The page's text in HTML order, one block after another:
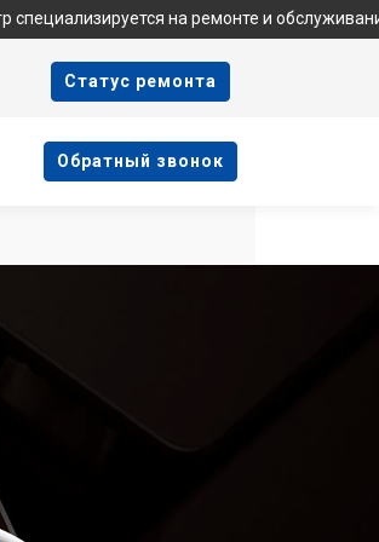
на ремонте и обслуживании
Cтатус ремонта
Oбратный звонок